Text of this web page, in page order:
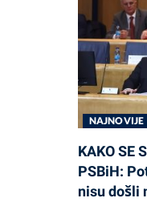
NAJNOVIJE
KAKO SE
PSBiH:
nisu došli